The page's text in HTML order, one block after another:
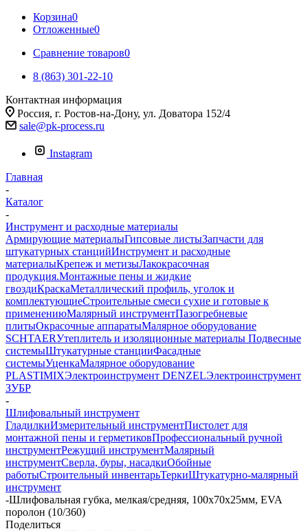
Корзина0
Отложенные0
Сравнение товаров0
8 (863) 301-22-10
Контактная информация
Россия, г. Ростов-на-Дону, ул. Доватора 152/4
sale@pk-process.ru
Instagram
Главная
-
Каталог
-
Инструмент и расходные материалы
Армирующие материалыГипсовые листыЗапчасти для
штукатурных станцийИнструмент и расходные
материалыКрепеж и метизыЛакокрасочная
продукция.Монтажные пены и жидкие
гвоздиКраскаМеталлический профиль, уголок и
комплектующиеСтроительные смеси сухие и готовые к
применениюМалярный инструментПазогребневые
плитыОкрасочные аппаратыМалярное оборудование
SCHTAERУтеплитель и изоляционные материалы Подвесные
системыШтукатурные станцииФасадные
системыУценкаМалярное оборудование
PLASTIMIXЭлектроинструмент DENZELЭлектроинструмент
ЗУБР
-
Шлифовальный инструмент
ГладилкиИзмерительный инструментПистолет для
монтажной пены и герметиковПрофессиональный ручной
инструментРежущий инструментМалярный
инструментСверла, буры, насадкиОбойные
работыСтроительный инвентарьТеркиШтукатурно-малярный
инструмент
-Шлифовальная губка, мелкая/средняя, 100x70x25мм, EVA
поролон (10/360)
Поделиться